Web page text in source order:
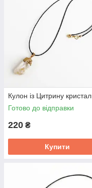
Кулон із Цитрину кристал
Готово до відправки
220 ₴
Купити